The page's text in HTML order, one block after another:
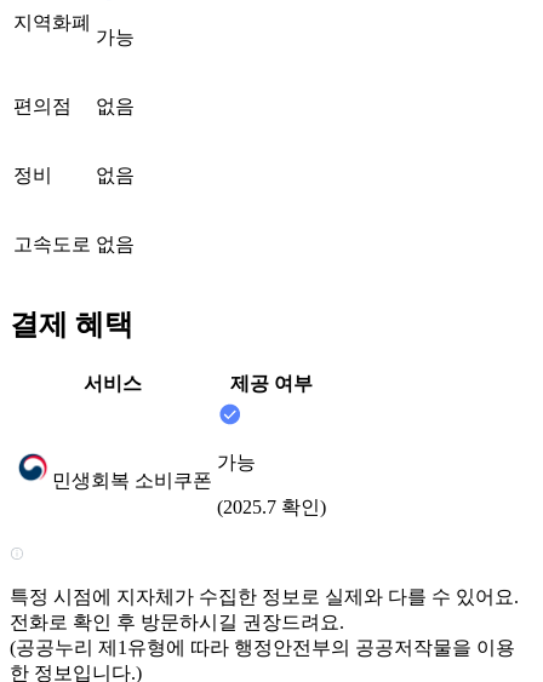
지역화폐
가능
편의점 없음
정비 없음
고속도로 없음
결제 혜택
서비스 제공 여부
민생회복 소비쿠폰
가능
(2025.7 확인)
특정 시점에 지자체가 수집한 정보로 실제와 다를 수 있어요.
전화로 확인 후 방문하시길 권장드려요.
(공공누리 제1유형에 따라 행정안전부의 공공저작물을 이용
한 정보입니다.)